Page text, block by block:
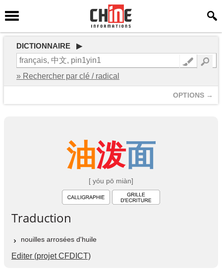
DICTIONNAIRE ▶
» Rechercher par clé / radical
OPTIONS →
油泼面
[ yóu pō miàn]
Traduction
nouilles arrosées d'huile
Editer (projet CFDICT)